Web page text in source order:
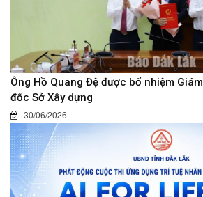
Ông Hồ Quang Đệ được bổ nhiệm Giám
đốc Sở Xây dựng
30/06/2026